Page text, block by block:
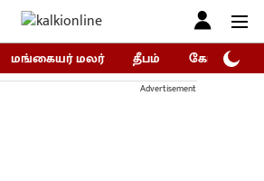
மங்கையர் மலர் தீபம் கோகுலம்/
Advertisement